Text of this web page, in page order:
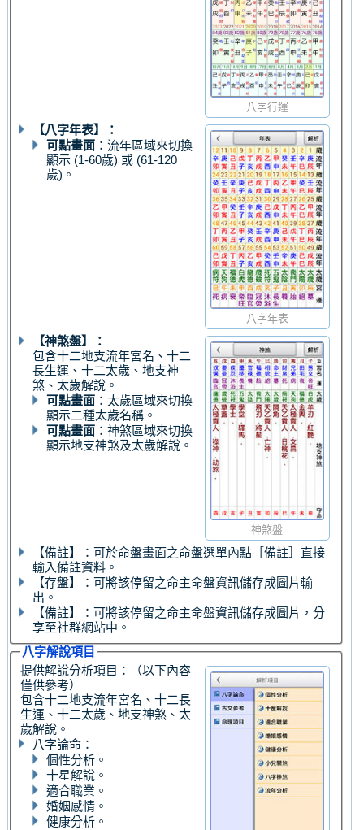
八字行運
八字年表
【八字年表】：
可點畫面 ：流年區域來切換
顯示 (1-60歲) 或 (61-120
歲)。
神煞盤
【神煞盤】：
包含十二地支流年宮名、十二
長生運、十二太歲、地支神
煞、太歲解說。
可點畫面 ：太歲區域來切換
顯示二種太歲名稱。
可點畫面 ：神煞區域來切換
顯示地支神煞及太歲解說。
【備註】：可於命盤畫面之命盤選單內點［備註］直接
輸入備註資料。
【存盤】：可將該停留之命主命盤資訊儲存成圖片輸
出。
【備註】：可將該停留之命主命盤資訊儲存成圖片，分
享至社群網站中。
八字解說項目
提供解說分析項目：（以下內容
僅供參考）
包含十二地支流年宮名、十二長
生運、十二太歲、地支神煞、太
歲解說。
八字論命：
個性分析。
十星解說。
適合職業。
婚姻感情。
健康分析。